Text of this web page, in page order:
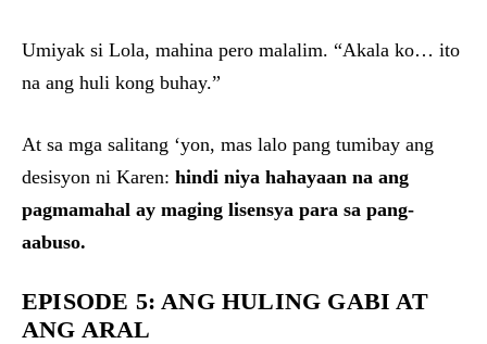
Umiyak si Lola, mahina pero malalim. “Akala ko… ito
na ang huli kong buhay.”
At sa mga salitang ‘yon, mas lalo pang tumibay ang
desisyon ni Karen: hindi niya hahayaan na ang
pagmamahal ay maging lisensya para sa pang-
aabuso.
EPISODE 5: ANG HULING GABI AT
ANG ARAL